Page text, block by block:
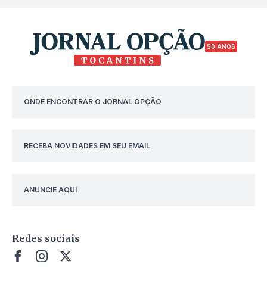
50 ANOS
ONDE ENCONTRAR O JORNAL OPÇÃO
RECEBA NOVIDADES EM SEU EMAIL
ANUNCIE AQUI
Redes sociais